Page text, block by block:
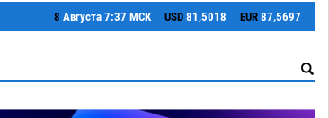
8 Августа 7:37 МСК USD 81,5018 EUR 87,5697